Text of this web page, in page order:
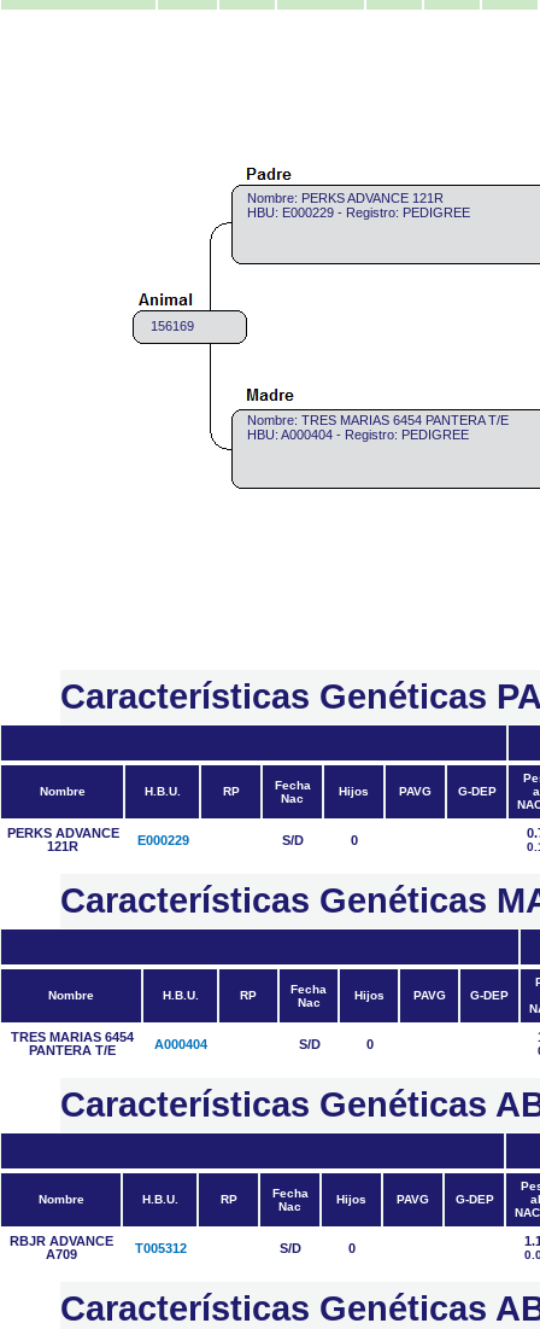
156169
Nombre: PERKS ADVANCE 121R
HBU: E000229 - Registro: PEDIGREE
Nombre: TRES MARIAS 6454 PANTERA T/E
HBU: A000404 - Registro: PEDIGREE
Características Genéticas
Nombre H.B.U. RP
Fecha
Nac
Hijos PAVG G-DEP
PERKS ADVANCE
121R
E000229 S/D 0
Características Genéticas
Nombre H.B.U. RP
Fecha
Nac
Hijos PAVG G-DEP
TRES MARIAS 6454
PANTERA T/E
A000404 S/D 0
Características Genéticas
Nombre H.B.U. RP
Fecha
Nac
Hijos PAVG G-DEP
al
RBJR ADVANCE
A709
T005312 S/D 0
Características Genéticas